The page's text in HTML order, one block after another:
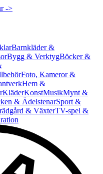
->
Barnkläder &
Bygg & VerktygBöcker &
Foto, Kameror &
Hem &
KläderKonstMusikMynt &
& ÄdelstenarSport &
& VäxterTV-spel &